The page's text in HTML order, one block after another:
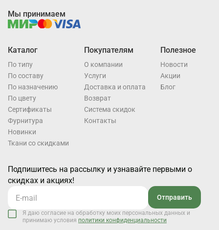
Каталог
По типу
По составу
По назначению
По цвету
Cертификаты
Фурнитура
Новинки
Ткани со скидками
Покупателям
О компании
Услуги
Доставка и оплата
Возврат
Система скидок
Контакты
Полезное
Новости
Акции
Блог
Подпишитесь на рассылку и узнавайте первыми о
скидках и акциях!
Отправить
Я даю согласие на обработку моих персональных данных и
принимаю условия политики конфиденциальности
Мы принимаем